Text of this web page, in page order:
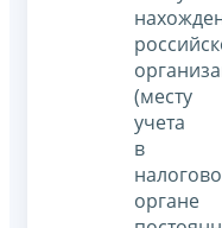
(месту
учета
в
органе